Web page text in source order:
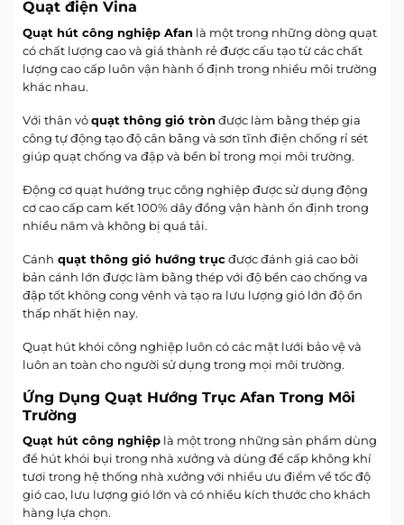
Quạt điện Vina
Quạt hút công nghiệp Afan là một trong những dòng quạt
có chất lượng cao và giá thành rẻ được cấu tạo từ các chất
lượng cao cấp luôn vận hành ổ định trong nhiều môi trường
khác nhau.
Với thân vỏquạt thông gió trònđược làm bằng thép gia
công tự động tạo độ cân bằng và sơn tĩnh điện chống rỉ sét
giúp quạt chống va đập và bền bỉ trong mọi môi trường.
Động cơ quạt hướng trục công nghiệp được sử dụng động
cơ cao cấp cam kết 100% dây đồng vận hành ổn định trong
nhiều năm và không bị quá tải.
Cánh quạt thông gió hướng trụcđược đánh giá cao bởi
bản cánh lớn được làm bằng thép với độ bền cao chống va
đập tốt không cong vênh và tạo ra lưu lượng gió lớn độ ồn
thấp nhất hiện nay.
Quạt hút khói công nghiệp luôn có các mặt lưới bảo vệ và
luôn an toàn cho người sử dụng trong mọi môi trường.
Ứng Dụng Quạt Hướng Trục Afan Trong Môi
Trường
Quạt hút công nghiệp là một trong những sản phẩm dùng
để hút khói bụi trong nhà xưởng và dùng để cấp không khí
tươi trong hệ thống nhà xưởng với nhiều ưu điểm về tốc độ
gió cao, lưu lượng gió lớn và có nhiều kích thước cho khách
hàng lựa chọn.